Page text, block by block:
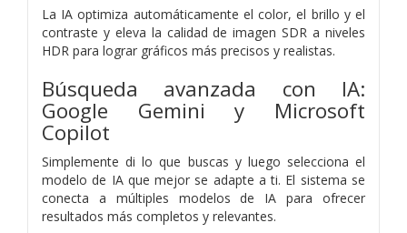
La IA optimiza automáticamente el color, el brillo y el
contraste y eleva la calidad de imagen SDR a niveles
HDR para lograr gráficos más precisos y realistas.
Búsqueda avanzada con IA:
Google Gemini y Microsoft
Copilot
Simplemente di lo que buscas y luego selecciona el
modelo de IA que mejor se adapte a ti. El sistema se
conecta a múltiples modelos de IA para ofrecer
resultados más completos y relevantes.